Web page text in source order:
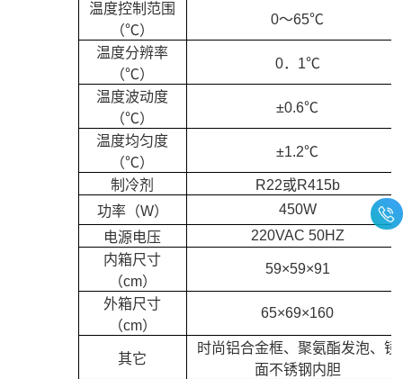
温度控制范围
（℃）
0～65℃
温度分辨率
（℃）
0．1℃
温度波动度
（℃）
±0.6℃
温度均匀度
（℃）
±1.2℃
制冷剂
R22或R415b
功率（W）
450W
电源电压
220VAC 50HZ
内箱尺寸
（cm）
59×59×91
外箱尺寸
（cm）
65×69×160
其它
时尚铝合金框、聚氨酯发泡、镜
面不锈钢内胆